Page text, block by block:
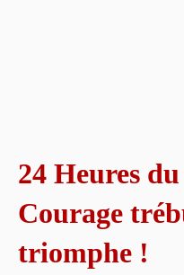
24 Heures
Courage
triomphe !